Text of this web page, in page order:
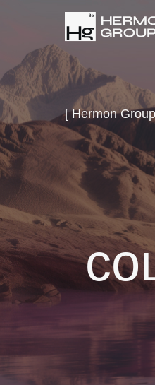
[ Hermon